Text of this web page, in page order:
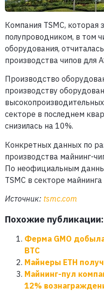
Компания TSMC, которая
полупроводником, в том
оборудования,
производства чипов для
Производство
производству
секторе в последнем
снизилась на 10%.
Конкретных данных по
производства майнинг-
По неофициальным
TSMC в секторе
Источник: tsmc.com
Похожие публикации:
Ферма GMO
BTC
Майнеры ETH
Майнинг-пул
12%